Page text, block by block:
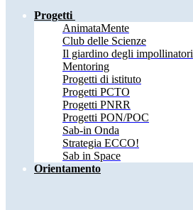
Progetti
AnimataMente
Club delle Scienze
Il giardino degli impollinatori
Mentoring
Progetti di istituto
Progetti PCTO
Progetti PNRR
Progetti PON/POC
Sab-in Onda
Strategia ECCO!
Sab in Space
Orientamento